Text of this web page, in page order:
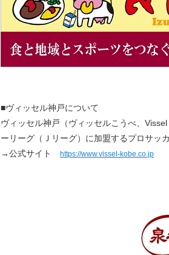
■ヴィッセル神戸について
ヴィッセル神戸（ヴィッセルこうべ、
ーリーグ（Ｊリーグ）に加盟するプロサッ
→公式サイト
https://www.vissel-kobe.co.jp